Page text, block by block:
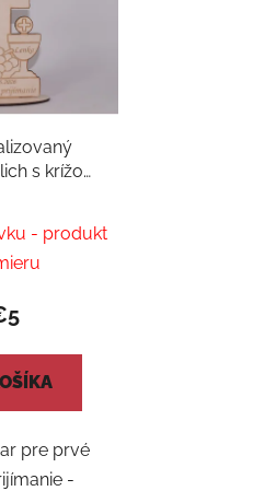
s krížom
- produkt
pre prvé
-